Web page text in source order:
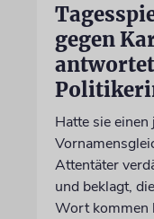
gegen
Hatte sie
Attentäter
und beklagt,
Wort kommen